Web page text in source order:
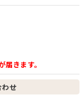
届きます。
わせ